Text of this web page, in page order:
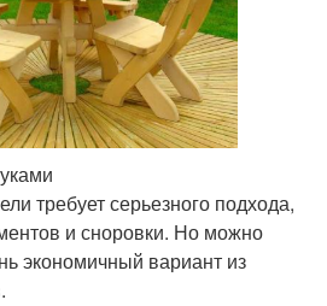
требует серьезного подхода,
и сноровки. Но можно
экономичный вариант из